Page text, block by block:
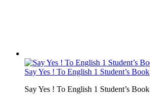
Say Yes ! To English 1 Student’s Book
Say Yes ! To English 1 Student’s Book